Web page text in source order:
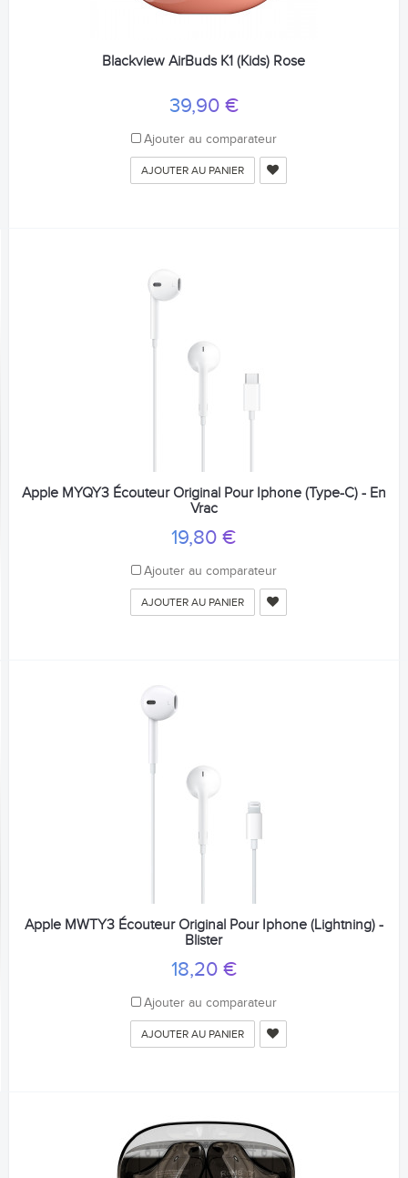
Blackview AirBuds K1 (Kids) Rose
39,90 €
Ajouter au comparateur
AJOUTER AU PANIER
Apple MYQY3 Écouteur Original Pour Iphone (Type-C) - En
Vrac
19,80 €
Ajouter au comparateur
AJOUTER AU PANIER
Apple MWTY3 Écouteur Original Pour Iphone (Lightning) -
Blister
18,20 €
Ajouter au comparateur
AJOUTER AU PANIER